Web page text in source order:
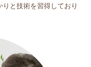
と技術を習得しており